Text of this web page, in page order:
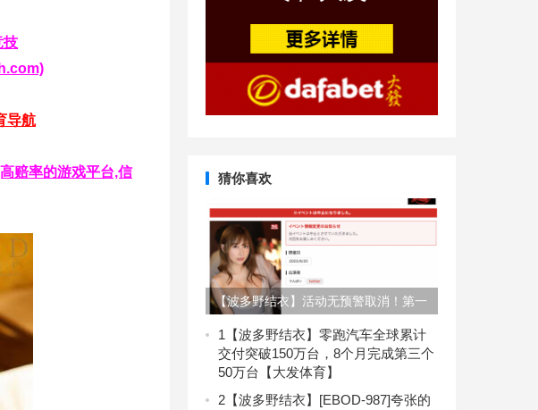
技
导航
赔率的游戏平台,信
猜你喜欢
【波多野结衣】活动无预警取消！第一
网红没事吧？【EV扑克】
1 【波多野结衣】零跑汽车全球累计
交付突破150万台，8个月完成第三个
50万台【大发体育】
2 【波多野结衣】[EBOD-987]夸张的